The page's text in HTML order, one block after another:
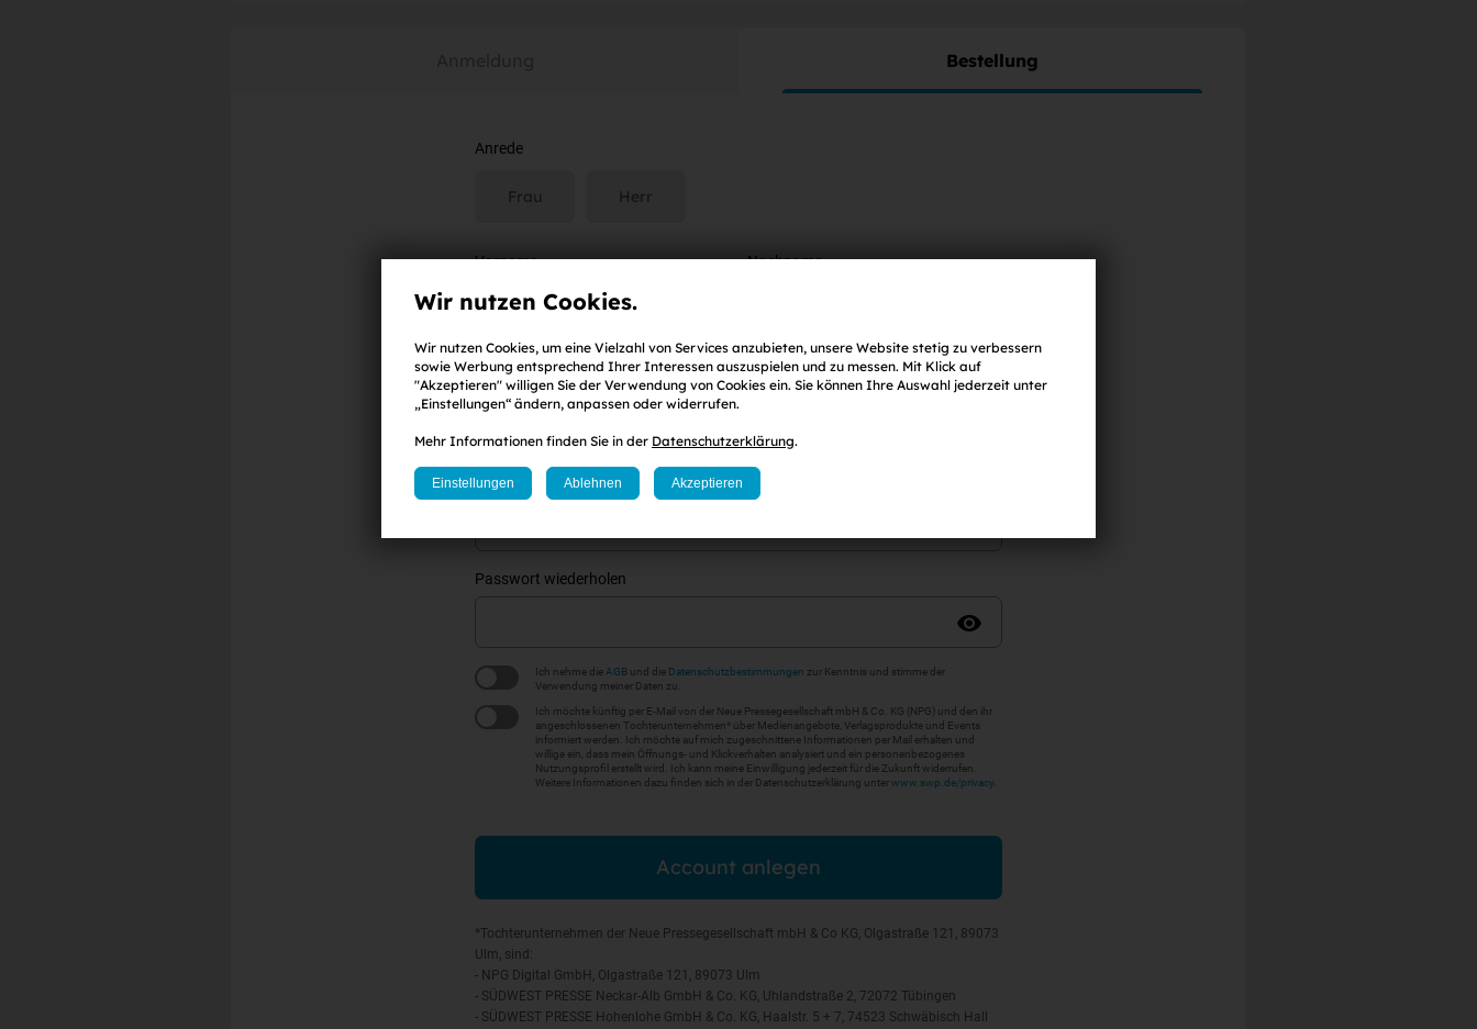
Bestellung
Anrede
Frau Herr
Vorname Nachname
E-Mail-Adresse
(mind. 8 Zeichen,eine Zahl sowieein Klein-und
Passwort wiederholen
Ich nehme die AGB und die Datenschutzbestimmungen zur Kenntnis und stimme der
Verwendung meiner Daten zu.
Ich möchte künftig per E-Mail von der Neue Pressegesellschaft mbH & Co. KG (NPG) und den ihr
angeschlossenen Tochterunternehmen* über Medienangebote, Verlagsprodukte und Events
informiert werden. Ich möchte auf mich zugeschnittene Informationen per Mail erhalten und
willige ein, dass mein Öffnungs- und Klickverhalten analysiert und ein personenbezogenes
Nutzungsprofil erstellt wird. Ich kann meine Einwilligung jederzeit für die Zukunft widerrufen.
Weitere Informationen dazu finden sich in der Datenschutzerklärung unterwww.swp.de/privacy
Account anlegen
*Tochterunternehmen der Neue Pressegesellschaft mbH & Co KG, Olgastraße 121, 89073
Ulm, sind:
- NPG Digital GmbH, Olgastraße 121, 89073 Ulm
- SÜDWEST PRESSE Neckar-Alb GmbH & Co. KG, Uhlandstraße 2, 72072 Tübingen
- SÜDWEST PRESSE Hohenlohe GmbH & Co. KG, Haalstr. 5 + 7, 74523 Schwäbisch Hall
Wir nutzen Cookies.
Wir nutzen Cookies, um eine Vielzahl von Services anzubieten, unsere Website stetig zu verbessern
sowie Werbung entsprechend Ihrer Interessen auszuspielen und zu messen. Mit Klick auf
"Akzeptieren" willigen Sie der Verwendung von Cookies ein. Sie können Ihre Auswahl jederzeit unter
„Einstellungen“ ändern, anpassen oder widerrufen.
Mehr Informationen finden Sie in der Datenschutzerklärung.
Einstellungen Ablehnen Akzeptieren